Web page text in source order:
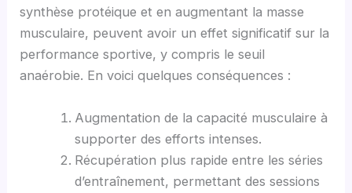
synthèse protéique et en augmentant la masse
musculaire, peuvent avoir un effet significatif sur la
performance sportive, y compris le seuil
anaérobie. En voici quelques conséquences :
Augmentation de la capacité musculaire à
supporter des efforts intenses.
Récupération plus rapide entre les séries
d’entraînement, permettant des sessions